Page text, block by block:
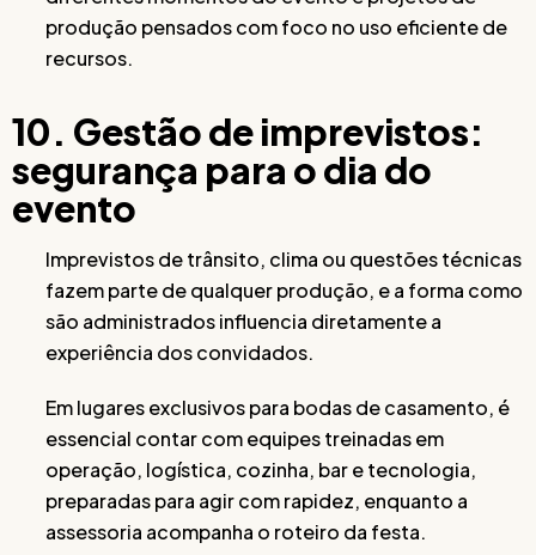
produção pensados com foco no uso eficiente de
recursos.
10. Gestão de imprevistos:
segurança para o dia do
evento
Imprevistos de trânsito, clima ou questões técnicas
fazem parte de qualquer produção, e a forma como
são administrados influencia diretamente a
experiência dos convidados.
Em lugares exclusivos para bodas de casamento, é
essencial contar com equipes treinadas em
operação, logística, cozinha, bar e tecnologia,
preparadas para agir com rapidez, enquanto a
assessoria acompanha o roteiro da festa.